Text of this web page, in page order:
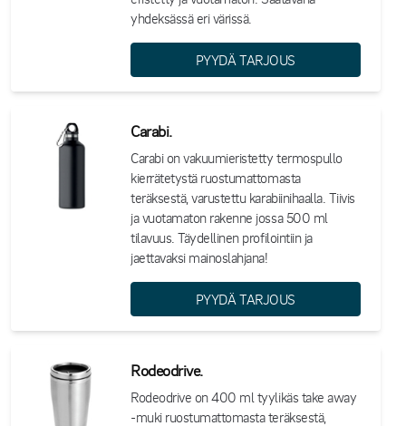
yhdeksässä eri värissä.
PYYDÄ TARJOUS
Carabi.
Carabi on vakuumi­eristetty termospullo
kierrätetystä ruostumattomasta
teräksestä, varustettu karabiinihaalla. Tiivis
ja vuotamaton rakenne jossa 500 ml
tilavuus. Täydellinen profilointiin ja
jaettavaksi mainoslahjana!
PYYDÄ TARJOUS
Rodeodrive.
Rodeodrive on 400 ml tyylikäs take away
-muki ruostumattomasta teräksestä,